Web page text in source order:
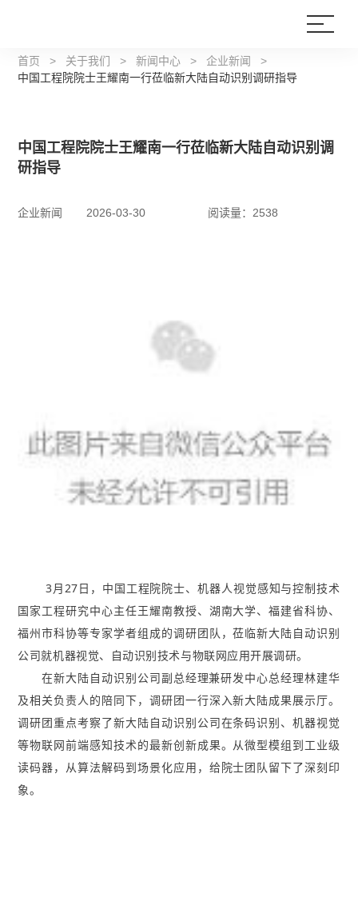
首页 > 关于我们 >新闻中心 >企业新闻
>
中国工程院院士王耀南一行莅临新大陆自动识别调研指导
中国工程院院士王耀南一行莅临新大陆自动识别调
研指导
企业新闻 2026-03-30 阅读量：2538
3月27日，中国工程院院士、机器人视觉感知与控制技术
国家工程研究中心主任王耀南教授、湖南大学、福建省科协、
福州市科协等专家学者组成的调研团队，莅临新大陆自动识别
公司就机器视觉、自动识别技术与物联网应用开展调研。
在新大陆自动识别公司副总经理兼研发中心总经理林建华
及相关负责人的陪同下，调研团一行深入新大陆成果展示厅。
调研团重点考察了新大陆自动识别公司在条码识别、机器视觉
等物联网前端感知技术的最新创新成果。从微型模组到工业级
读码器，从算法解码到场景化应用，给院士团队留下了深刻印
象。